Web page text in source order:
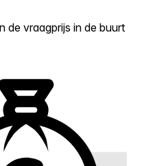
de vraagprijs in de buurt